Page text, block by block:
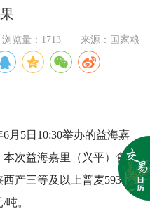
览量：1713 来源：国家粮
月5日10:30举办的益海嘉
次益海嘉里（兴平）食品
产三等及以上普麦5935
。